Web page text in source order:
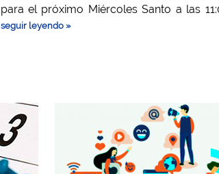
para el próximo Miércoles Santo a las
seguir leyendo »